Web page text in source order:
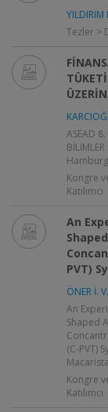
YILDIRIM
Tezler >
ASEAD 8.
Kongre
Katılımcı
An
PVT)
ÖNER İ. V.
An
Shaped
(C-PVT)
Kongre
Katılımcı